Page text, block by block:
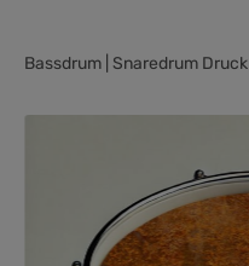
Bassdrum | Snaredrum Druck